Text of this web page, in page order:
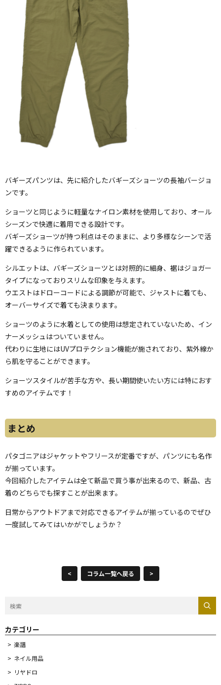
バギーズパンツは、先に紹介したバギーズショーツの長袖バージョ
ンです。
ショーツと同じように軽量なナイロン素材を使用しており、オール
シーズンで快適に着用できる設計です。
バギーズショーツが持つ利点はそのままに、より多様なシーンで活
躍できるように作られています。
シルエットは、バギーズショーツとは対照的に細身、裾はジョガー
タイプになっておりスリムな印象を与えます。
ウエストはドローコードによる調節が可能で、ジャストに着ても、
オーバーサイズで着ても決まります。
ショーツのように水着としての使用は想定されていないため、イン
ナーメッシュはついていません。
代わりに生地にはUVプロテクション機能が施されており、紫外線か
ら肌を守ることができます。
ショーツスタイルが苦手な方や、長い期間使いたい方には特におす
すめのアイテムです！
まとめ
パタゴニアはジャケットやフリースが定番ですが、パンツにも名作
が揃っています。
今回紹介したアイテムは全て新品で買う事が出来るので、新品、古
着のどちらでも探すことが出来ます。
日常からアウトドアまで対応できるアイテムが揃っているのでぜひ
一度試してみてはいかがでしょうか？
< コラム一覧へ戻る >
カテゴリー
楽譜
ネイル用品
リヤドロ